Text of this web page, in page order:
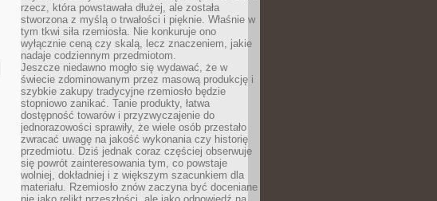
rzecz, która powstawała dłużej, ale została
stworzona z myślą o trwałości i pięknie. Właśnie w
tym tkwi siła rzemiosła. Nie konkuruje ono
wyłącznie ceną czy skalą, lecz znaczeniem, jakie
nadaje codziennym przedmiotom.
Jeszcze niedawno mogło się wydawać, że w
świecie zdominowanym przez masową produkcję i
szybkie zakupy tradycyjne rzemiosło będzie
stopniowo zanikać. Tanie produkty, łatwa
dostępność towarów i przyzwyczajenie do
jednorazowości sprawiły, że wiele osób przestało
zwracać uwagę na jakość wykonania czy historię
przedmiotu. Dziś jednak coraz częściej obserwuje
się powrót zainteresowania tym, co powstaje
wolniej, dokładniej i z większym szacunkiem dla
materiału. Rzemiosło znów zaczyna być doceniane